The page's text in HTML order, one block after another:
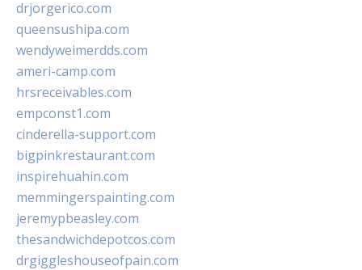
drjorgerico.com
queensushipa.com
wendyweimerdds.com
ameri-camp.com
hrsreceivables.com
empconst1.com
cinderella-support.com
bigpinkrestaurant.com
inspirehuahin.com
memmingerspainting.com
jeremypbeasley.com
thesandwichdepotcos.com
drgiggleshouseofpain.com